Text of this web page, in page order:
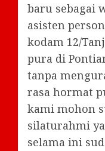
baru sebagai
asisten
kodam 12/
pura di
tanpa
rasa hormat
kami mohon
silaturahmi
selama ini